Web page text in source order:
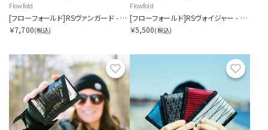
Flowfold
[フローフォールド]RSヴァンガード - バイフォールドウォレット
￥7,700(税込)
Flowfold
[フローフォールド]RSヴォイジャー - ジッパーポーチ - M
￥5,500(税込)
お気に入り お気